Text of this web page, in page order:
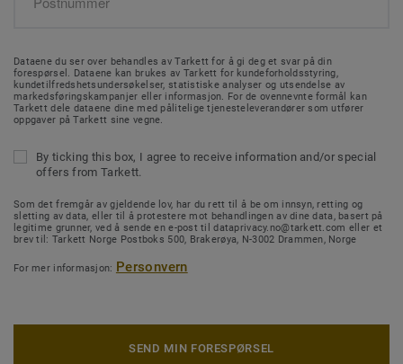
Dataene du ser over behandles av Tarkett for å gi deg et svar på din
forespørsel. Dataene kan brukes av Tarkett for kundeforholdsstyring,
kundetilfredshetsundersøkelser, statistiske analyser og utsendelse av
markedsføringskampanjer eller informasjon. For de ovennevnte formål kan
Tarkett dele dataene dine med pålitelige tjenesteleverandører som utfører
oppgaver på Tarkett sine vegne.
By ticking this box, I agree to receive information and/or special
offers from Tarkett.
Som det fremgår av gjeldende lov, har du rett til å be om innsyn, retting og
sletting av data, eller til å protestere mot behandlingen av dine data, basert på
legitime grunner, ved å sende en e-post til dataprivacy.no@tarkett.com eller et
brev til: Tarkett Norge Postboks 500, Brakerøya, N-3002 Drammen, Norge
For mer informasjon: Personvern
SEND MIN FORESPØRSEL